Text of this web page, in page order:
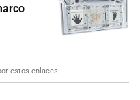
estos enlaces